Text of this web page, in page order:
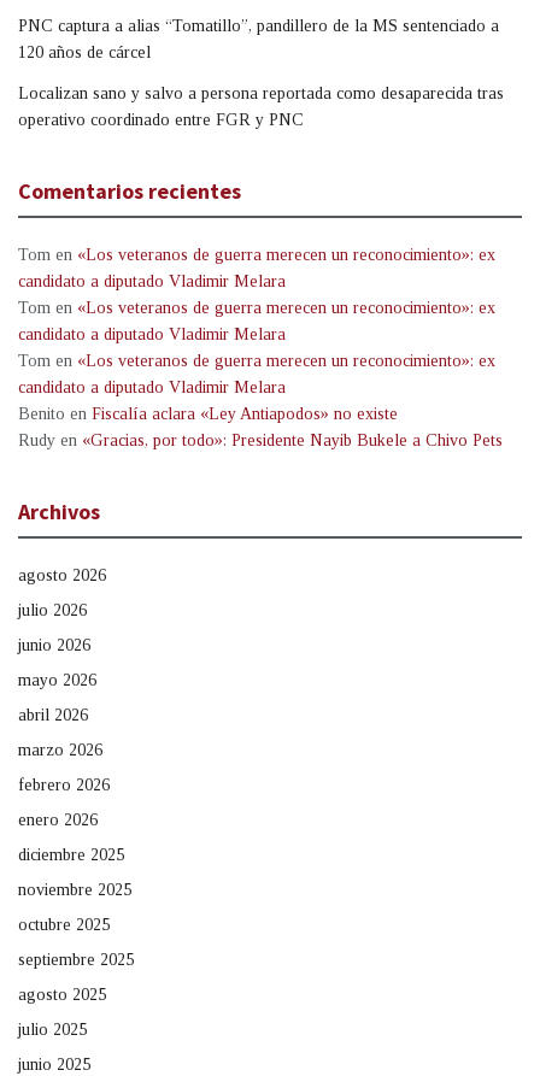
PNC captura a alias “Tomatillo”, pandillero de la MS sentenciado a
120 años de cárcel
Localizan sano y salvo a persona reportada como desaparecida tras
operativo coordinado entre FGR y PNC
Comentarios recientes
Tom en «Los veteranos de guerra merecen un reconocimiento»: ex
candidato a diputado Vladimir Melara
Tom en «Los veteranos de guerra merecen un reconocimiento»: ex
candidato a diputado Vladimir Melara
Tom en «Los veteranos de guerra merecen un reconocimiento»: ex
candidato a diputado Vladimir Melara
Benito en Fiscalía aclara «Ley Antiapodos» no existe
Rudy en «Gracias, por todo»: Presidente Nayib Bukele a Chivo Pets
Archivos
agosto 2026
julio 2026
junio 2026
mayo 2026
abril 2026
marzo 2026
febrero 2026
enero 2026
diciembre 2025
noviembre 2025
octubre 2025
septiembre 2025
agosto 2025
julio 2025
junio 2025